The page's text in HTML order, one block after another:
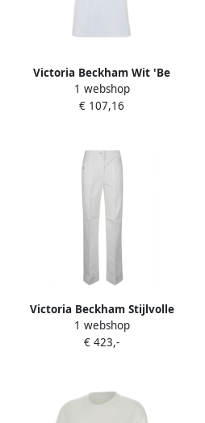
Victoria Beckham Wit 'Be
Honest' Slogan T-Shirt White
Dames
1 webshop
€ 107,16
Victoria Beckham Stijlvolle
Alina Jeans voor vrouwen
White Dames
1 webshop
€ 423,-